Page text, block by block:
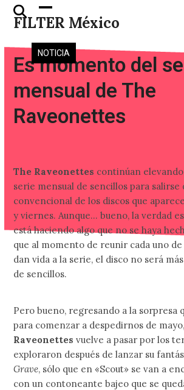
Skip
FILTER México
Open
mobile
menu
Close
mobile
menu
NOTICIA
Es momento del
mensual de The
Raveonettes
The Raveonettes continúan
serie mensual de sencillos para salirse
convencional de los discos que
y viernes. Aunque… bueno, la verdad
está haciendo algo que no se haya
que al momento de reunir cada uno
dan vida a la serie, el disco no será
de sencillos.
Pero bueno, regresando a la sorpresa
para comenzar a despedirnos de
Raveonettes vuelve a pasar por los
exploraron después de lanzar su
Grave, sólo que en «Scout» se van a
con un contoneante bajeo que se